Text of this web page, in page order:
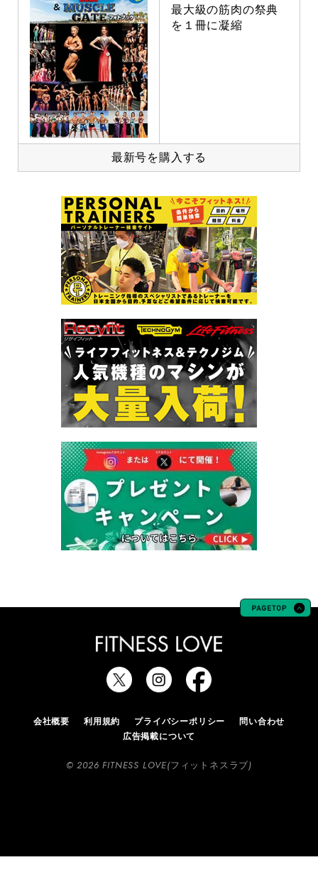
最大級の筋肉の祭典
を１冊に凝縮
最新号を購入する
会社概要 利用規約 プライバシーポリシー
問い合わせ
広告掲載について
© 2026 FITNESS LOVE(フィットネスラブ)